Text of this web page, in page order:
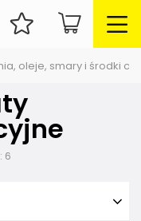
oleje, smary i środki
6